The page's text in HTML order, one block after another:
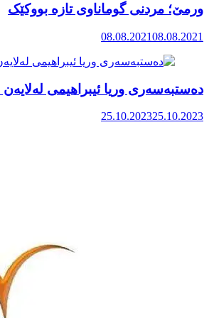
ورمێ؛ مردنی گوماناوی تازە بووکێک
08.08.202108.08.2021
دەستبەسەری وریا ئیبراهیمی لەلایەن
25.10.202325.10.2023